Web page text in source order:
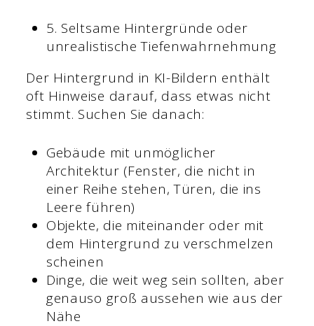
5. Seltsame Hintergründe oder
unrealistische Tiefenwahrnehmung
Der Hintergrund in KI-Bildern enthält
oft Hinweise darauf, dass etwas nicht
stimmt. Suchen Sie danach:
Gebäude mit unmöglicher
Architektur (Fenster, die nicht in
einer Reihe stehen, Türen, die ins
Leere führen)
Objekte, die miteinander oder mit
dem Hintergrund zu verschmelzen
scheinen
Dinge, die weit weg sein sollten, aber
genauso groß aussehen wie aus der
Nähe